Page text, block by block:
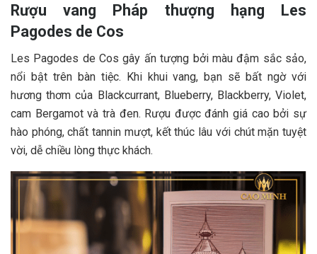
Rượu vang Pháp thượng hạng Les
Pagodes de Cos
Les Pagodes de Cos gây ấn tượng bởi màu đậm sắc sảo,
nổi bật trên bàn tiệc. Khi khui vang, bạn sẽ bất ngờ với
hương thơm của Blackcurrant, Blueberry, Blackberry, Violet,
cam Bergamot và trà đen. Rượu được đánh giá cao bởi sự
hào phóng, chất tannin mượt, kết thúc lâu với chút mặn tuyệt
vời, dễ chiều lòng thực khách.